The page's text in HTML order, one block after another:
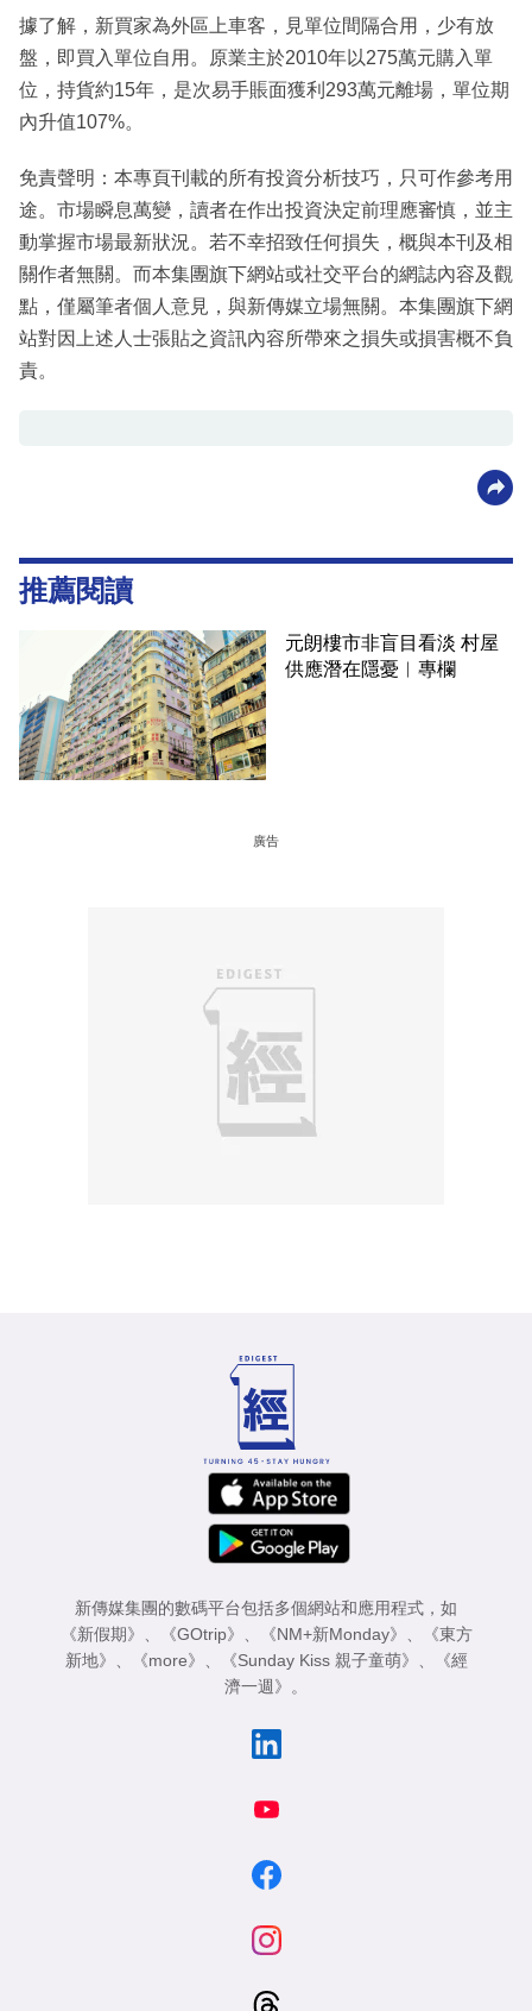
據了解，新買家為外區上車客，見單位間隔合用，少有放
盤，即買入單位自用。原業主於2010年以275萬元購入單
位，持貨約15年，是次易手賬面獲利293萬元離場，單位期
內升值107%。
免責聲明：本專頁刊載的所有投資分析技巧，只可作參考用
途。市場瞬息萬變，讀者在作出投資決定前理應審慎，並主
動掌握市場最新狀況。若不幸招致任何損失，概與本刊及相
關作者無關。而本集團旗下網站或社交平台的網誌內容及觀
點，僅屬筆者個人意見，與新傳媒立場無關。本集團旗下網
站對因上述人士張貼之資訊內容所帶來之損失或損害概不負
責。
推薦閱讀
元朗樓市非盲目看淡 村屋
供應潛在隱憂︳專欄
廣告
新傳媒集團的數碼平台包括多個網站和應用程式，如
《新假期》 、 《GOtrip》 、 《NM+新Monday》 、
《東方
新地》 、 《more》 、 《Sunday Kiss 親子童萌》 、
《經
濟一週》 。